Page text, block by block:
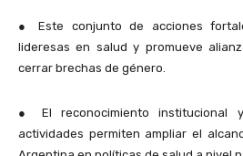
●
Este conjunto de acciones
lideresas en salud y promueve
cerrar brechas de género.
●
El reconocimiento
actividades permiten ampliar el